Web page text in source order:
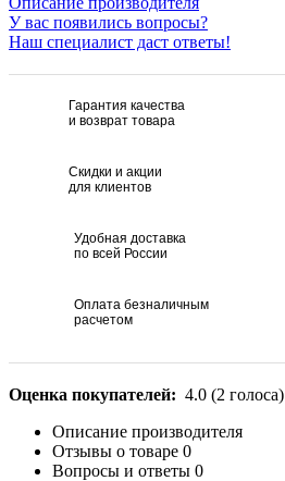
У вас появились вопросы?
Наш специалист даст ответы!
Гарантия качества
и возврат товара
Скидки и акции
для клиентов
Удобная доставка
по всей России
Оплата безналичным
расчетом
Оценка покупателей: 4.0 (2 голоса)
Описание производителя
Отзывы о товаре 0
Вопросы и ответы 0